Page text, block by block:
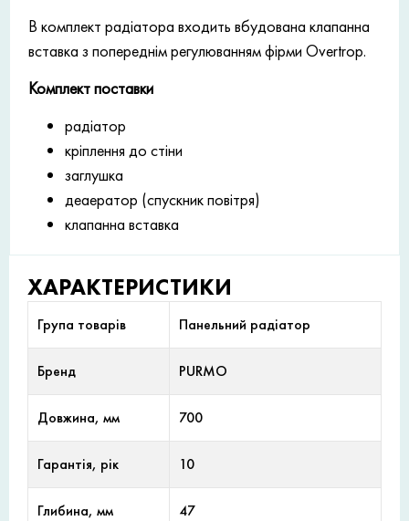
В комплект радіатора входить вбудована клапанна
вставка з попереднім регулюванням фірми Overtrop.
Комплект поставки
радіатор
кріплення до стіни
заглушка
деаератор (спускник повітря)
клапанна вставка
ХАРАКТЕРИСТИКИ
Група товарів Панельний радіатор
Бренд PURMO
Довжина, мм 700
Гарантія, рік 10
Глибина, мм 47